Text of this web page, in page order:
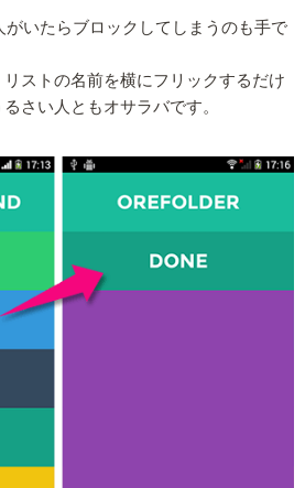
がいたらブロックしてしまうのも手で
ストの名前を横にフリックするだけ
さい人ともオサラバです。